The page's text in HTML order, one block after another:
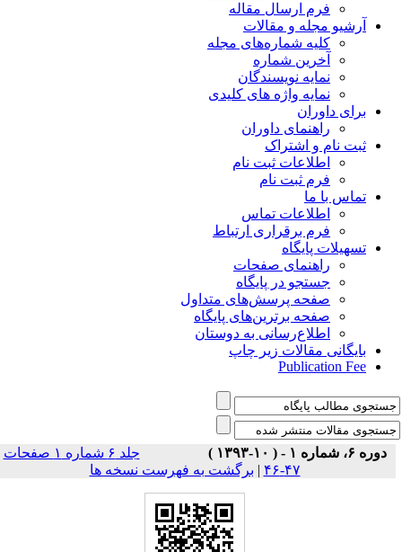
فرم ارسال مقاله
آرشیو مجله و مقالات
کلیه شماره‌های مجله
آخرین شماره
نمایه نویسندگان
نمایه واژه های کلیدی
برای داوران
راهنمای داوران
ثبت نام و اشتراک
اطلاعات ثبت نام
فرم ثبت نام
تماس با ما
اطلاعات تماس
فرم برقراری ارتباط
تسهیلات پایگاه
راهنمای صفحات
جستجو در پایگاه
صفحه پرسش‌های متداول
صفحه برترین‌های پایگاه
اطلاع‌رسانی به دوستان
بایگانی مقالات زیر چاپ
Publication Fee
دوره ۶، شماره ۱ - ( ۱۰-۱۳۹۳ )
جلد ۶ شماره ۱ صفحات
۴۷-۴۶
|برگشت به فهرست نسخه ها